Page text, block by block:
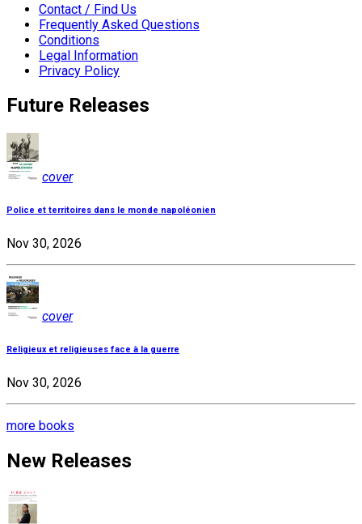
Contact / Find Us
Frequently Asked Questions
Conditions
Legal Information
Privacy Policy
Future Releases
cover
Police et territoires dans le monde napoléonien
Nov 30, 2026
cover
Religieux et religieuses face à la guerre
Nov 30, 2026
more books
New Releases